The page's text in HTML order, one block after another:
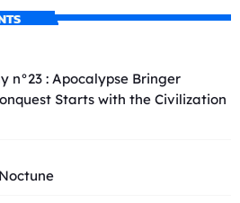
n°23 : Apocalypse Bringer
Starts with the Civilization